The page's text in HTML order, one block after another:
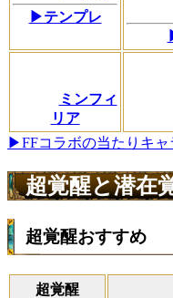
▶テンプレ
ミンフィ
リア
▶FFコラボの当たりキャ
超覚醒と潜在
超覚醒おすすめ
超覚醒